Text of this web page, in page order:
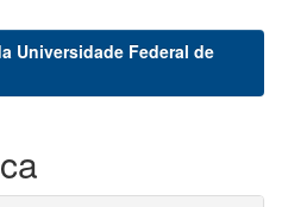
Universidade Federal de